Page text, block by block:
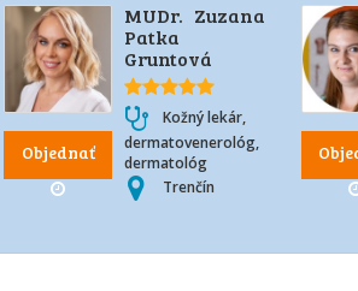
Objednať
MUDr. Zuzana
Patka
Gruntová
Kožný lekár,
dermatovenerológ,
dermatológ
Trenčín